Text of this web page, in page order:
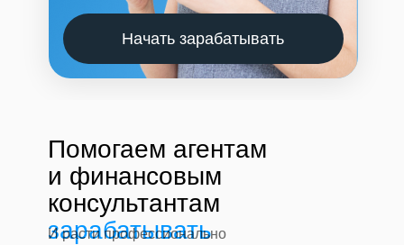
Начать зарабатывать
Помогаем агентам
и финансовым
консультантам
зарабатывать
И расти профессионально